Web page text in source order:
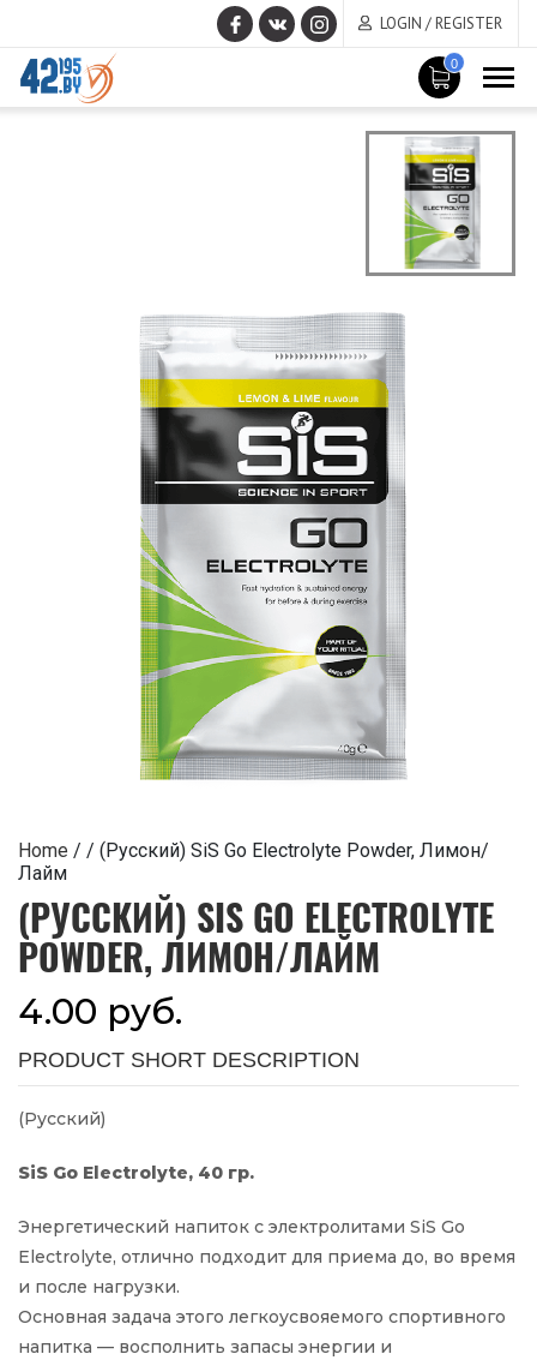
LOGIN / REGISTER
0
Home / / (Русский) SiS Go Electrolyte Powder, Лимон/
Лайм
(РУССКИЙ) SIS GO ELECTROLYTE
POWDER, ЛИМОН/ЛАЙМ
4.00 руб.
PRODUCT SHORT DESCRIPTION
(Русский)
SiS Go Electrolyte, 40 гр.
Энергетический напиток с электролитами SiS Go
Electrolyte, отлично подходит для приема до, во время
и после нагрузки.
Основная задача этого легкоусвояемого спортивного
напитка — восполнить запасы энергии и